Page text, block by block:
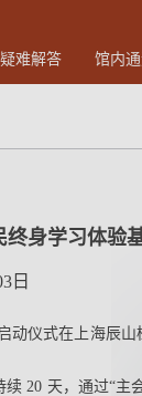
疑难解答 馆内
身学习体验
日
仪式在上海辰
20 天，通过“主